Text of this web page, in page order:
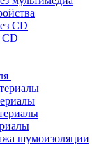
CD
CD
шумоизоляции